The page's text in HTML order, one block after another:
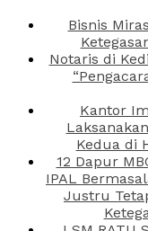
Bisnis
Notaris di
Kantor
Kedua di
12 Dapur
IPAL
Justru